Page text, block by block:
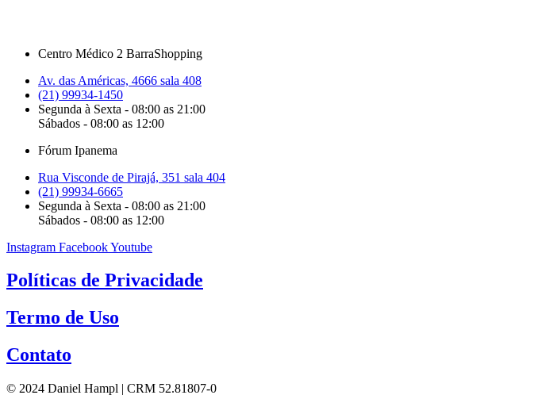
Centro Médico 2 BarraShopping
Av. das Américas, 4666 sala 408
(21) 99934-1450
Segunda à Sexta - 08:00 as 21:00
Sábados - 08:00 as 12:00
Fórum Ipanema
Rua Visconde de Pirajá, 351 sala 404
(21) 99934-6665
Segunda à Sexta - 08:00 as 21:00
Sábados - 08:00 as 12:00
Instagram FacebookYoutube
Políticas de Privacidade
Termo de Uso
Contato
© 2024 Daniel Hampl | CRM 52.81807-0